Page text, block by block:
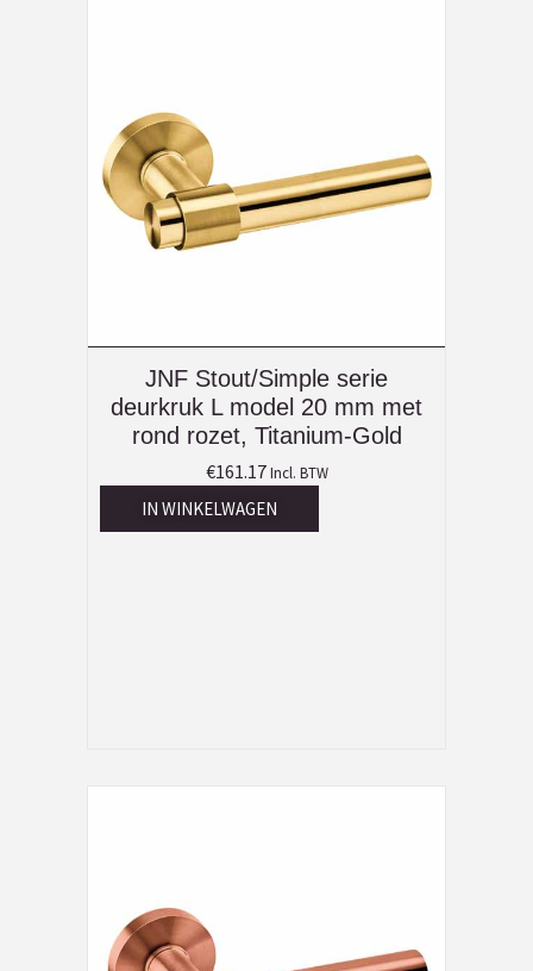
JNF Stout/Simple serie
deurkruk L model 20 mm met
rond rozet, Titanium-Gold
€161.17 Incl. BTW
IN WINKELWAGEN